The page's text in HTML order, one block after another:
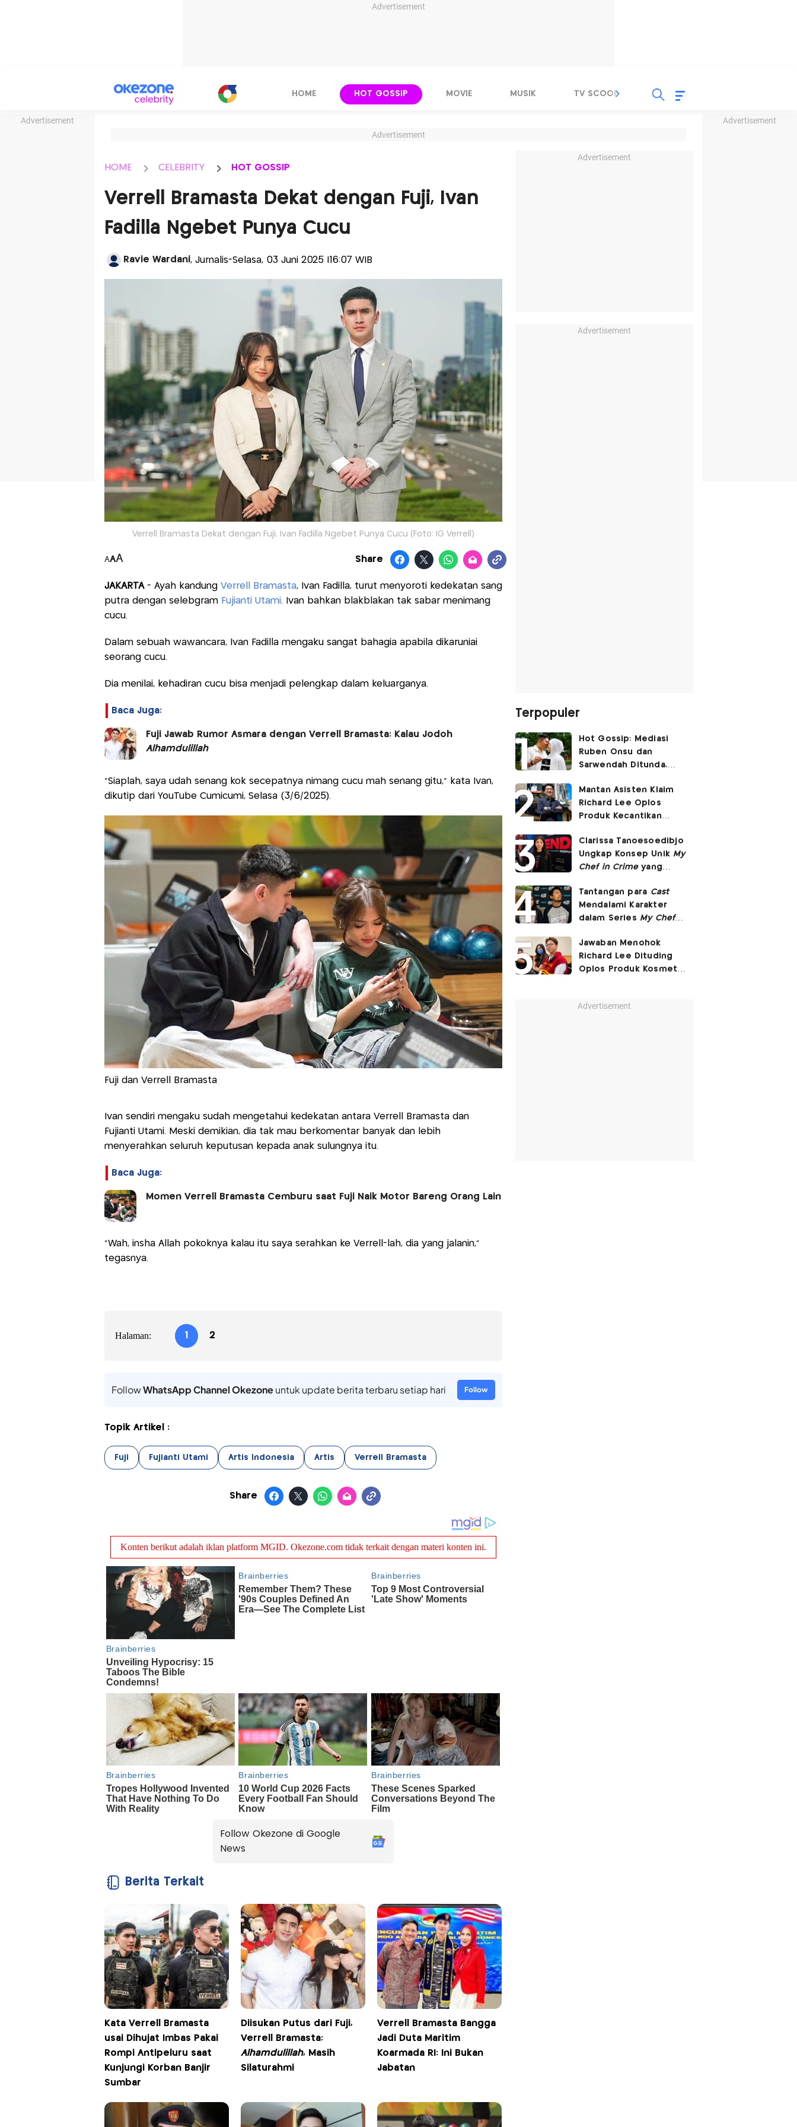
Advertisement
Advertisement Advertisement
HOME HOT GOSSIP MOVIE MUSIK TV SCOOP LIRIK
Advertisement
HOME CELEBRITY HOT GOSSIP
Verrell Bramasta Dekat dengan Fuji, Ivan
Fadilla Ngebet Punya Cucu
Ravie Wardani, Jurnalis-Selasa, 03 Juni 2025 |16:07 WIB
Verrell Bramasta Dekat dengan Fuji, Ivan Fadilla Ngebet Punya Cucu (Foto: IG Verrell)
AAA Share
JAKARTA - Ayah kandung Verrell Bramasta, Ivan Fadilla, turut menyoroti kedekatan sang
putra dengan selebgram Fujianti Utami. Ivan bahkan blakblakan tak sabar menimang
cucu.
Dalam sebuah wawancara, Ivan Fadilla mengaku sangat bahagia apabila dikaruniai
seorang cucu.
Dia menilai, kehadiran cucu bisa menjadi pelengkap dalam keluarganya.
Baca Juga:
Fuji Jawab Rumor Asmara dengan Verrell Bramasta: Kalau Jodoh
Alhamdulillah
“Siaplah, saya udah senang kok secepatnya nimang cucu mah senang gitu," kata Ivan,
dikutip dari YouTube Cumicumi, Selasa (3/6/2025).
Fuji dan Verrell Bramasta
Ivan sendiri mengaku sudah mengetahui kedekatan antara Verrell Bramasta dan
Fujianti Utami. Meski demikian, dia tak mau berkomentar banyak dan lebih
menyerahkan seluruh keputusan kepada anak sulungnya itu.
Baca Juga:
Momen Verrell Bramasta Cemburu saat Fuji Naik Motor Bareng Orang Lain
"Wah, insha Allah pokoknya kalau itu saya serahkan ke Verrell-lah, dia yang jalanin,"
tegasnya.
Halaman: 1 2
FollowWhatsApp Channel Okezoneuntuk update berita terbaru setiap hari Follow
Topik Artikel :
Fuji Fujianti Utami Artis Indonesia Artis Verrell Bramasta
Share
Follow Okezone di Google
News
Berita Terkait
Kata Verrell Bramasta
usai Dihujat Imbas Pakai
Rompi Antipeluru saat
Kunjungi Korban Banjir
Sumbar
Diisukan Putus dari Fuji,
Verrell Bramasta:
Alhamdulillah, Masih
Silaturahmi
Verrell Bramasta Bangga
Jadi Duta Maritim
Koarmada RI: Ini Bukan
Jabatan
Advertisement
Advertisement
Terpopuler
Hot Gossip: Mediasi
Ruben Onsu dan
Sarwendah Ditunda,
Ketiga
Mantan Asisten Klaim
Richard Lee Oplos
Produk Kecantikan
ke Ani-Ani
Clarissa Tanoesoedibjo
Ungkap Konsep Unik My
Chef in Crimeyang
Lain
Tantangan para Cast
Mendalami Karakter
dalam Series My Chef in
Jawaban Menohok
Richard Lee Dituding
Oplos Produk Kosmetik
Advertisement